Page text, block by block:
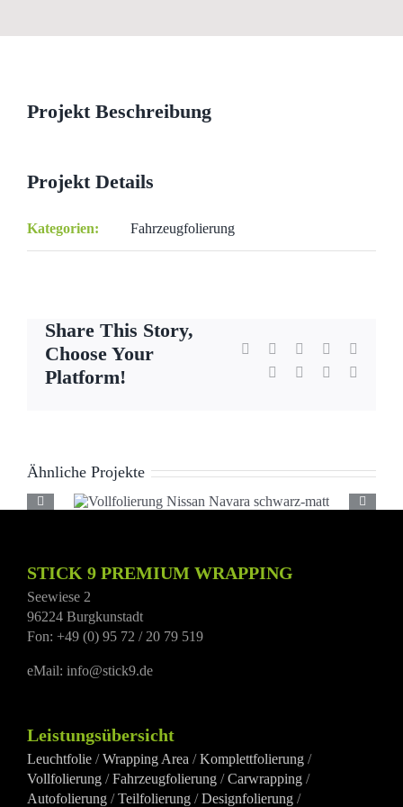
Projekt Beschreibung
Projekt Details
Kategorien: Fahrzeugfolierung
Share This Story,
Choose Your
Platform!
Facebook Reddit LinkedIn
TumblrPinterest
Ähnliche Projekte
STICK 9 PREMIUM WRAPPING
Seewiese 2
96224 Burgkunstadt
Fon: +49 (0) 95 72 / 20 79 519
eMail: info@stick9.de
Leistungsübersicht
Leuchtfolie /Wrapping Area /Komplettfolierung /
Vollfolierung /Fahrzeugfolierung /Carwrapping /
Autofolierung /Teilfolierung /Designfolierung /